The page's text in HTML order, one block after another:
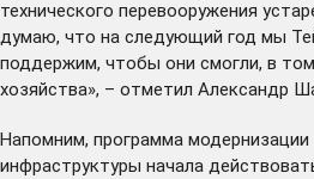
технического перевооружения
думаю, что на следующий год мы
поддержим, чтобы они смогли, в
хозяйства», – отметил Александр
Напомним, программа
инфраструктуры начала